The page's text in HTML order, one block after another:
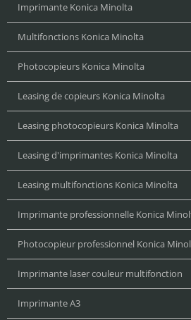
Imprimante Konica Minolta
Multifonctions Konica Minolta
Photocopieurs Konica Minolta
Leasing de copieurs Konica Minolta
Leasing photocopieurs Konica Minolta
Leasing d'imprimantes Konica Minolta
Leasing multifonctions Konica Minolta
Imprimante professionnelle Konica
Photocopieur professionnel Konica
Imprimante laser couleur multifonction
Imprimante A3